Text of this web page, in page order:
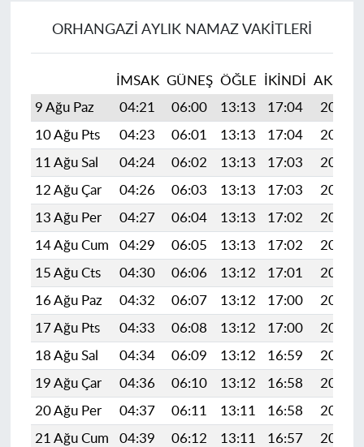
ORHANGAZI AYLIK NAMAZ VAKITLERI
İMSAK GÜNEŞ ÖĞLE İKINDI
AKŞAM
9 Ağu Paz
04:21 06:00 13:13 17:04
20:16
10 Ağu Pts
04:23 06:01 13:13 17:04
20:15
11 Ağu Sal
04:24 06:02 13:13 17:03
20:14
12 Ağu Çar
04:26 06:03 13:13 17:03
20:13
13 Ağu Per
04:27 06:04 13:13 17:02
20:11
14 Ağu Cum
04:29 06:05 13:13 17:02
20:10
15 Ağu Cts
04:30 06:06 13:12 17:01
20:09
16 Ağu Paz
04:32 06:07 13:12 17:00
20:07
17 Ağu Pts
04:33 06:08 13:12 17:00
20:06
18 Ağu Sal
04:34 06:09 13:12 16:59
20:04
19 Ağu Çar
04:36 06:10 13:12 16:58
20:03
20 Ağu Per
04:37 06:11 13:11 16:58
20:02
21 Ağu Cum
04:39 06:12 13:11 16:57
20:00